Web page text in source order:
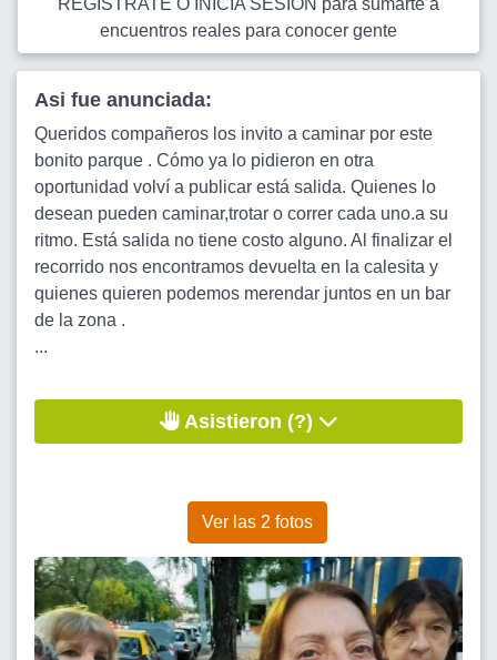
REGISTRATE O INICIA SESION para sumarte a
encuentros reales para conocer gente
Asi fue anunciada:
Queridos compañeros los invito a caminar por este
bonito parque . Cómo ya lo pidieron en otra
oportunidad volví a publicar está salida. Quienes lo
desean pueden caminar,trotar o correr cada uno.a su
ritmo. Está salida no tiene costo alguno. Al finalizar el
recorrido nos encontramos devuelta en la calesita y
quienes quieren podemos merendar juntos en un bar
de la zona .
...
Asistieron (?)
Ver las 2 fotos